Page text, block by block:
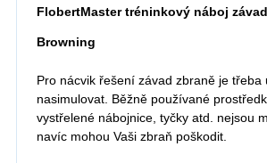
FlobertMaster tréninkový náboj
Browning
Pro nácvik řešení závad zbraně je třeba
nasimulovat. Běžně používané
vystřelené nábojnice, tyčky atd. nejsou
navíc mohou Vaši zbraň poškodit.